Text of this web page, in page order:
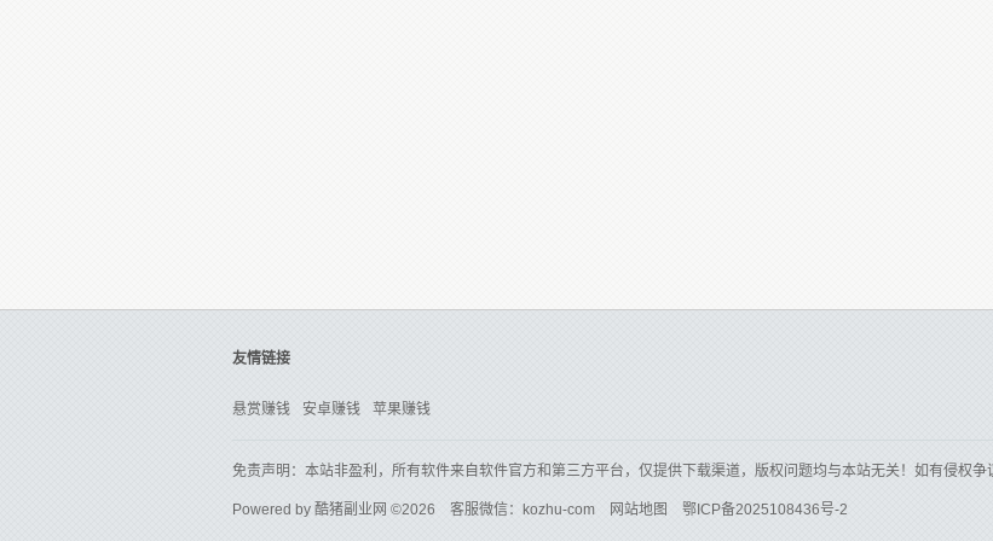
友情链接
悬赏赚钱 安卓赚钱 苹果赚钱
免责声明：本站非盈利，所有软件来自软件官方和第三方平台，仅提供下载渠道，版权问题均与本站无关！如有侵权争
Powered by 酷猪副业网 ©2026 客服微信：kozhu-com 网站地图 鄂ICP备2025108436号-2